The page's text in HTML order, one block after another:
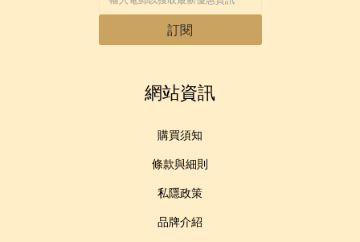
訂閱
網站資訊
購買須知
條款與細則
私隱政策
品牌介紹